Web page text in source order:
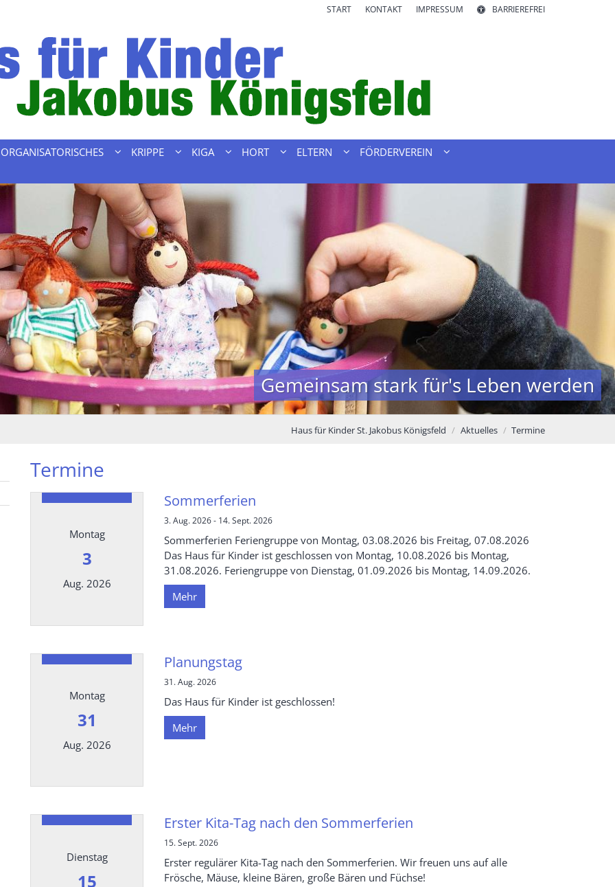
START KONTAKT IMPRESSUM BARRIEREFREI
ORGANISATORISCHES KRIPPE KIGA HORT ELTERN
FÖRDERVEREIN
Gemeinsam stark für's Leben werden
Haus für Kinder St. Jakobus Königsfeld Aktuelles Termine
Termine
Montag
3
Aug. 2026
Sommerferien
3. Aug. 2026 - 14. Sept. 2026
Sommerferien Feriengruppe von Montag, 03.08.2026 bis Freitag, 07.08.2026
Das Haus für Kinder ist geschlossen von Montag, 10.08.2026 bis Montag,
31.08.2026. Feriengruppe von Dienstag, 01.09.2026 bis Montag, 14.09.2026.
Mehr
Montag
31
Aug. 2026
Planungstag
31. Aug. 2026
Das Haus für Kinder ist geschlossen!
Mehr
Dienstag
15
Erster Kita-Tag nach den Sommerferien
15. Sept. 2026
Erster regulärer Kita-Tag nach den Sommerferien. Wir freuen uns auf alle
Frösche, Mäuse, kleine Bären, große Bären und Füchse!